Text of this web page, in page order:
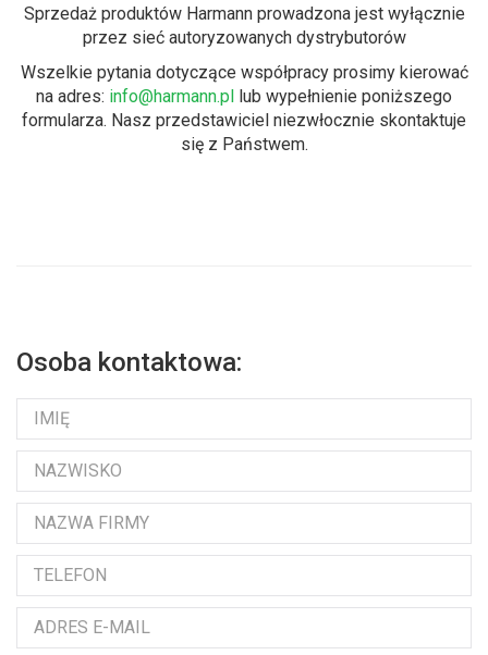
Sprzedaż produktów Harmann prowadzona jest wyłącznie
przez sieć autoryzowanych dystrybutorów
Wszelkie pytania dotyczące współpracy prosimy kierować
na adres: info@harmann.pl lub wypełnienie poniższego
formularza. Nasz przedstawiciel niezwłocznie skontaktuje
się z Państwem.
Osoba kontaktowa: